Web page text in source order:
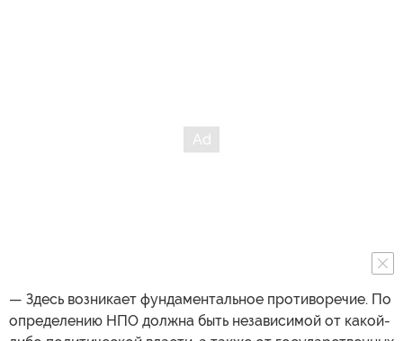
— Здесь возникает фундаментальное противоречие. По
определению НПО должна быть независимой от какой-